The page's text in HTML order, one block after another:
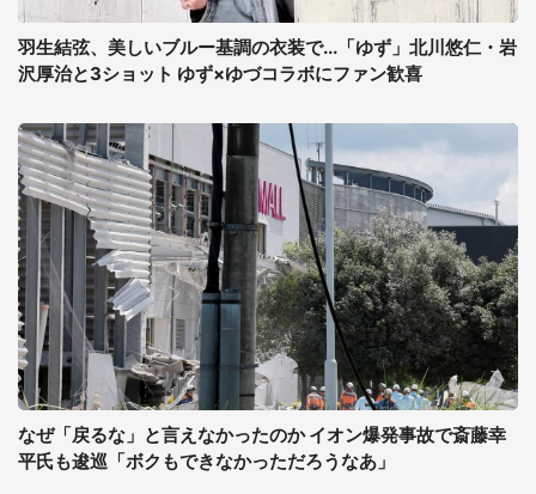
羽生結弦、美しいブルー基調の衣装で...「ゆず」北川悠仁・岩
沢厚治と3ショット ゆず×ゆづコラボにファン歓喜
なぜ「戻るな」と言えなかったのか イオン爆発事故で斎藤幸
平氏も逡巡「ボクもできなかっただろうなあ」